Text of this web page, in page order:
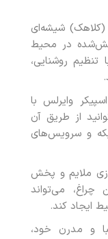
(کلاهک) شیشه‌ای
در محیط
روشنایی،
وایرلس با
از طریق آن
و سرویس‌های
ملایم و پخش
می‌تواند
ایجاد کند.
و مدرن خود،